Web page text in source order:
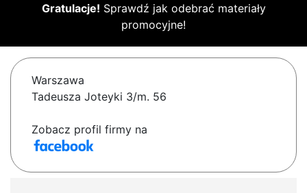
Gratulacje! Sprawdź jak odebrać materiały
promocyjne!
Warszawa
Tadeusza Joteyki 3/m. 56
Zobacz profil firmy na